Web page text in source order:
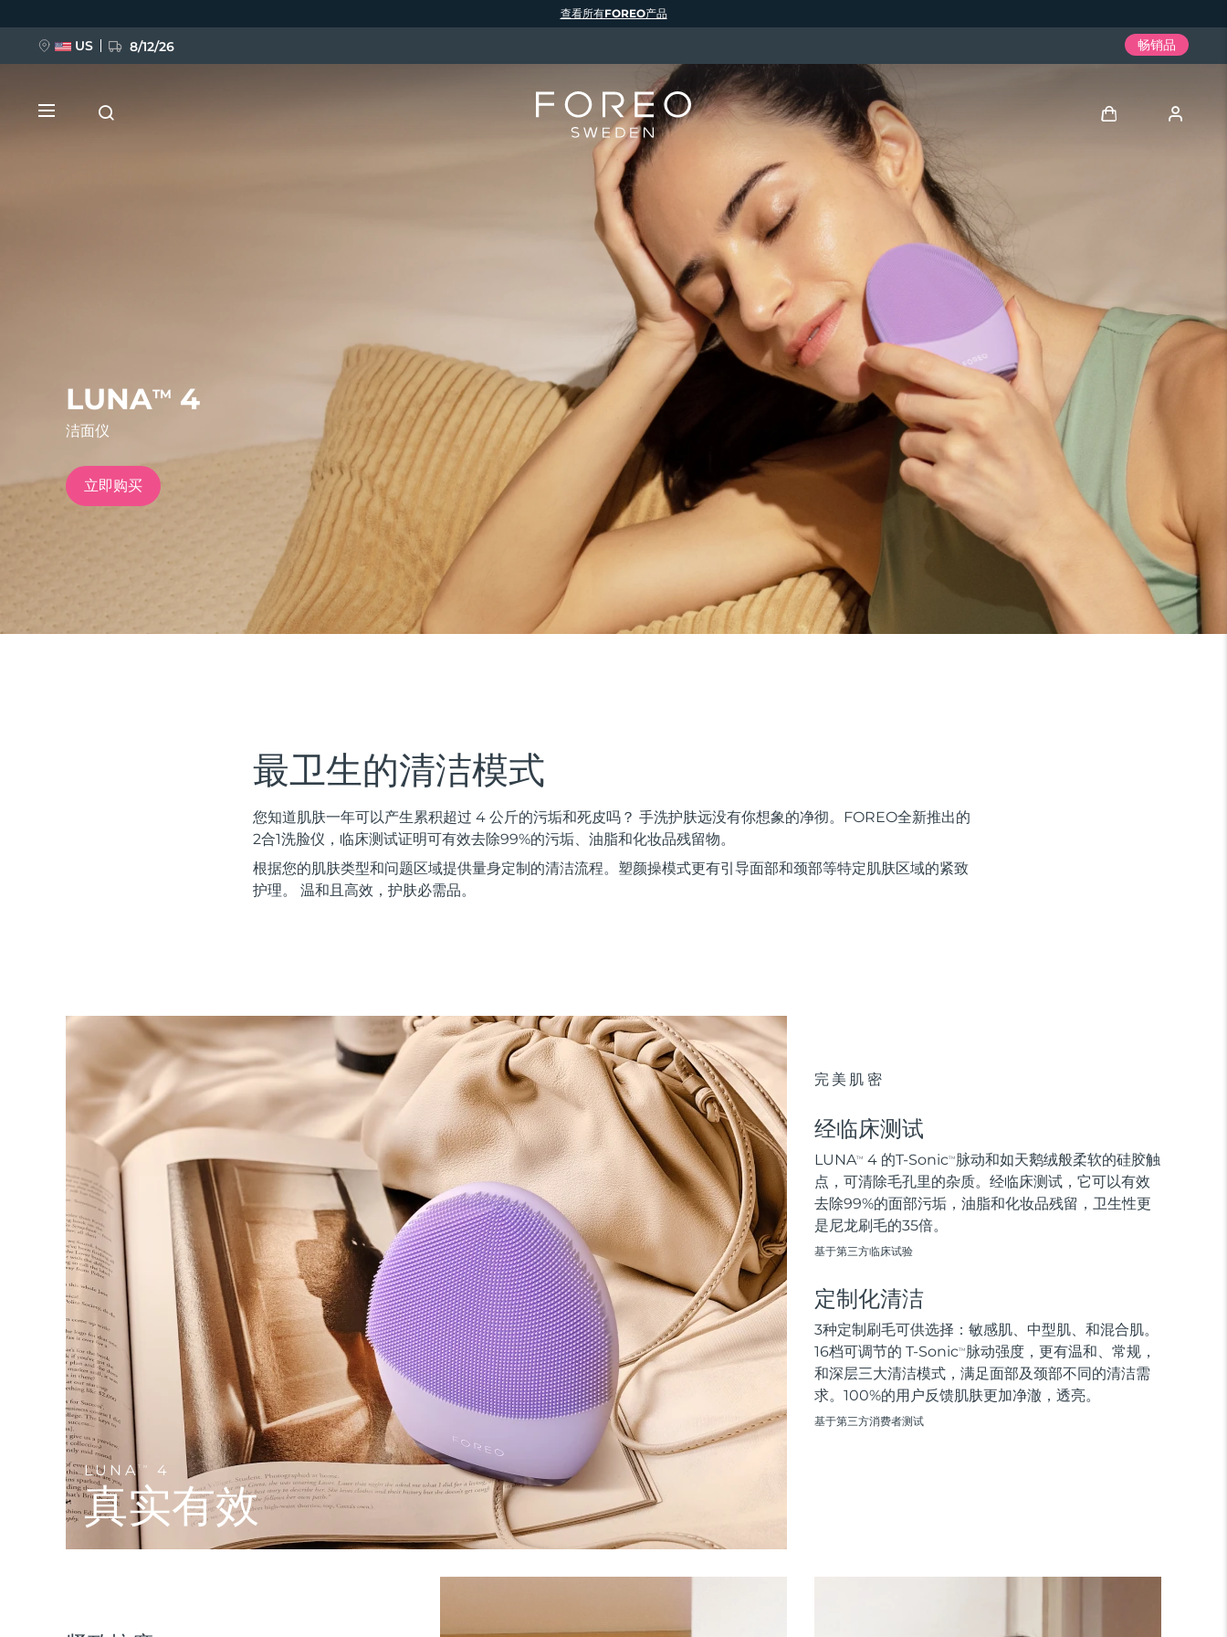
容
LUNATM 4
洁面仪
立即购买
最卫生的清洁模式
您知道肌肤一年可以产生累积超过 4 公斤的污垢和死皮吗？ 手洗护肤远没有你想象的净彻。FOREO全新推出的
2合1洗脸仪，临床测试证明可有效去除99%的污垢、油脂和化妆品残留物。
根据您的肌肤类型和问题区域提供量身定制的清洁流程。塑颜操模式更有引导面部和颈部等特定肌肤区域的紧致
护理。 温和且高效，护肤必需品。
LUNATM 4
真实有效
完美肌密
经临床测试
LUNATM 4 的T-SonicTM 脉动和如天鹅绒般柔软的硅胶触
点，可清除毛孔里的杂质。经临床测试，它可以有效
去除99%的面部污垢，油脂和化妆品残留，卫生性更
是尼龙刷毛的35倍。
基于第三方临床试验
定制化清洁
3种定制刷毛可供选择：敏感肌、中型肌、和混合肌。
16档可调节的 T-SonicTM 脉动强度，更有温和、常规，
和深层三大清洁模式，满足面部及颈部不同的清洁需
求。100%的用户反馈肌肤更加净澈，透亮。
基于第三方消费者测试
查看所有FOREO产品
US 8/12/26 畅销品
我的地址
我的订阅
issa™ Teeth Whitening Set
FAQ™ Dual LED Panel
热门产品
LUNA™ 4 套装
Anti-aging massage
LUNA™ 4 Plus
Massage, LED heating
LUNA™ 4 Men
For men, anti-aging massage
LUNA™ 4 mini
For young skin, T-zone
LUNA™ 4 go
For travel or gym bag
LUNA™ 护肤
Premium cleansers & balm
LUNA™ 设备
BEAR™ 2 套装
Microcurrent toning
BEAR™ 2 go
Microcurrent toning on-the-go
BEAR™ 2 eyes & lips
Microcurrent line smoothing device
面部提拉护理
Premium anti-aging skincare
BEAR™ 设备
All premium facelift devices
补水保湿
UFO™ 3 套装
Deep facial hydration
UFO™ 3 LED
Near-infrared and red light therapy device
UFO™ 3 mini
Red light therapy device for young skin
UFO™ 3 go
Portable red light therapy
面膜
Rejuvenation & hydration
口腔护理
issa™ 4
Hybrid silicone sonic toothbrush
issa™ 4 plus
Smart hybrid silicone sonic toothbrush
issa™ 4 smile
Hybrid silicone sonic toothbrush
issa™ 4 baby
For ages 0-3
issa™ Teeth Whitening Set
Dual LED + sonic device & 18% PAP gel
FAQ™ 抗老护理
抗老
FAQ™ 101
Clinical anti-aging
FAQ™ 102
Advanced clinical anti-aging
FAQ™ 103
Luxurious clinical anti-aging set
LED治疗
NEW
FAQ™ 201
LED mask
FAQ™ 202
LED mask
FAQ™ 211
Anti-aging neck & décolleté LED mask
生发
FAQ™ 301
LED hair strengthening scalp massager
FAQ™ Scalp Serum
Scalp recovery probiotic serum
肌肤年轻化
NEW
FAQ™ 501
Full-Spectrum Red Light Therapy
FAQ™ 502
Full-Spectrum Red Light Therapy
保健品
NEW
专业治疗